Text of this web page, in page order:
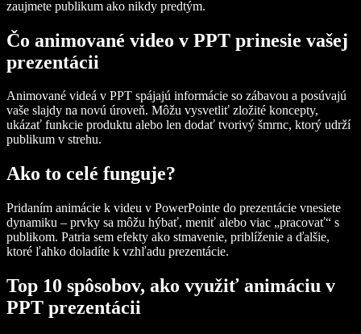
zaujmete publikum ako nikdy predtým.
Čo animované video v PPT prinesie vašej
prezentácii
Animované videá v PPT spájajú informácie so zábavou a posúvajú
vaše slajdy na novú úroveň. Môžu vysvetliť zložité koncepty,
ukázať funkcie produktu alebo len dodať tvorivý šmrnc, ktorý udrží
publikum v strehu.
Ako to celé funguje?
Pridaním animácie k videu v PowerPointe do prezentácie vnesiete
dynamiku – prvky sa môžu hýbať, meniť alebo viac „pracovať“ s
publikom. Patria sem efekty ako stmavenie, priblíženie a ďalšie,
ktoré ľahko doladíte k vzhľadu prezentácie.
Top 10 spôsobov, ako využiť animáciu v
PPT prezentácii